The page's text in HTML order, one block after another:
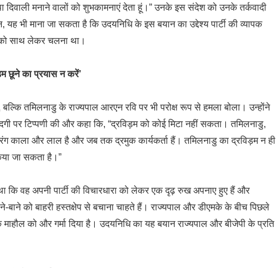
मनाने वालों को शुभकामनाएं देता हूं।” उनके इस संदेश को उनके तर्कवादी
भी माना जा सकता है कि उदयनिधि के इस बयान का उद्देश्य पार्टी की व्यापक
को साथ लेकर चलना था।
छूने का प्रयास न करें’
बल्कि तमिलनाडु के राज्यपाल आरएन रवि पर भी परोक्ष रूप से हमला बोला। उन्होंने
पर टिप्पणी की और कहा कि, “द्रविड़म को कोई मिटा नहीं सकता। तमिलनाडु,
काला और लाल है और जब तक द्रमुक कार्यकर्ता हैं। तमिलनाडु का द्रविड़म न ही
जा सकता है।”
वह अपनी पार्टी की विचारधारा को लेकर एक दृढ़ रुख अपनाए हुए हैं और
को बाहरी हस्तक्षेप से बचाना चाहते हैं। राज्यपाल और डीएमके के बीच पिछले
को और गर्मा दिया है। उदयनिधि का यह बयान राज्यपाल और बीजेपी के प्रति